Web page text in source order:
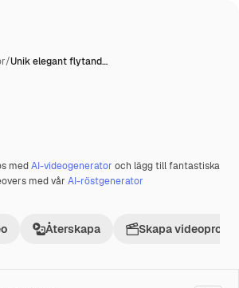
/Unik elegant flytand…
medAI-videogenerator och lägg till fantastiska
med vår AI-röstgenerator
Återskapa Skapa